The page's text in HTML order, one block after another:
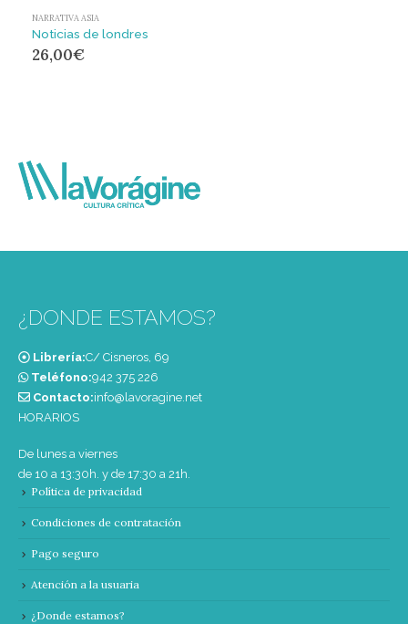
NARRATIVA ASIA
Noticias de londres
26,00€
¿DONDE ESTAMOS?
Librería:C/ Cisneros, 69
Teléfono:‭942 375 226‬
Contacto:info@lavoragine.net
HORARIOS
De lunes a viernes
de 10 a 13:30h. y de 17:30 a 21h.
Política de privacidad
Condiciones de contratación
Pago seguro
Atención a la usuaria
¿Donde estamos?